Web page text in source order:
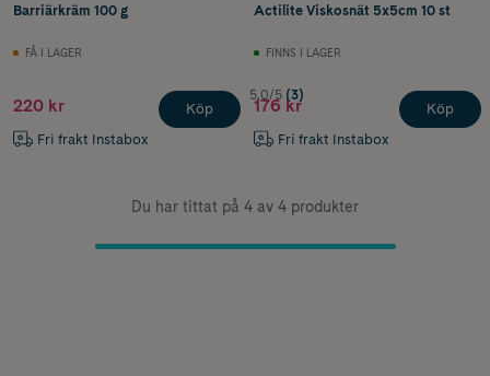
Barriärkräm 100 g
FÅ I LAGER
220 kr
Fri frakt Instabox
Köp
Actilite Viskosnät 5x5cm 10 st
FINNS I LAGER
5.0/5 (3)
176 kr
Fri frakt Instabox
Köp
Du har tittat på 4 av 4 produkter